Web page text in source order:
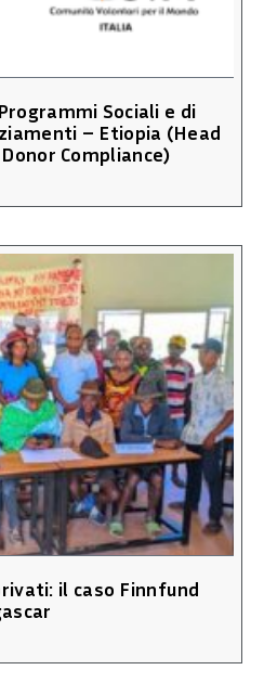
Sociali e di
– Etiopia (Head
Compliance)
il caso Finnfund